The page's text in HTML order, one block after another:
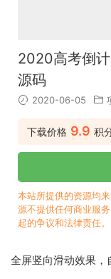
2020高考倒
源码
2020-06-05
下载价格 9.9 积
本站所提供的资源均
源不提供任何商业服
起的争议和法律责任。
全屏竖向滑动效果，